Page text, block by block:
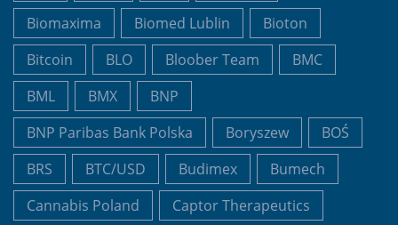
Biomaxima
Biomed Lublin
Bioton
Bitcoin
BLO Bloober Team
BMC
BML
BMX
BNP
BNP Paribas Bank Polska
Boryszew
BOŚ
BRS
BTC/USD Budimex
Bumech
Cannabis Poland
Captor Therapeutics